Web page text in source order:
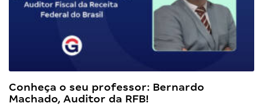
Conheça o seu professor: Bernardo
Machado, Auditor da RFB!